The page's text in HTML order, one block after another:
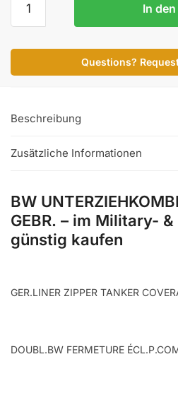
UNTERZIEHKOMBI
KOMBI
In
Questions?
Beschreibung
Zusätzliche Informationen
BW
GEBR. – im Military-
günstig kaufen
GER.LINER ZIPPER TANKER
DOUBL.BW FERMETURE